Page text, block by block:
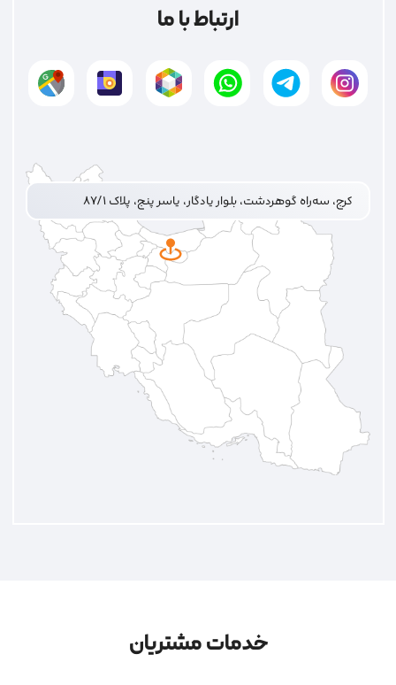
ارتباط با ما
کرج، سه‌راه گوهردشت، بلوار یادگار، یاسر پنج، پلاک ۸۷/۱
خدمات مشتریان